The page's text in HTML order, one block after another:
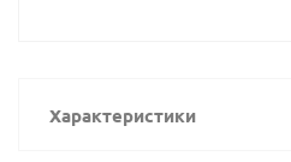
Характеристики